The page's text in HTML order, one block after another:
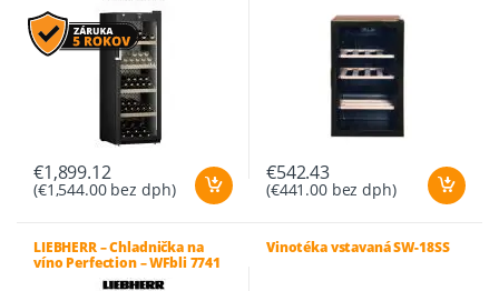
€1,899.12
(€1,544.00bez dph)
€542.43
(€441.00bez dph)
LIEBHERR – Chladnička na
víno Perfection – WFbli 7741
Vinotéka vstavaná SW-18SS